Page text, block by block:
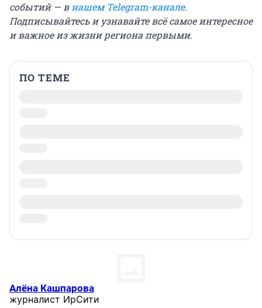
событий — в нашем Telegram-канале.
Подписывайтесь и узнавайте всё самое интересное
и важное из жизни региона первыми.
ПО ТЕМЕ
Алёна Кашпарова
журналист ИрСити